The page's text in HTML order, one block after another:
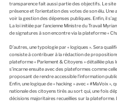
transparence fait aussi partie des objectifs. Le
présence et l’orientation des votes de son élu.
voir la gestion des dépenses publiques. Enfin, il
La loi initiée par l’ancienne Ministre du Travail
de signatures à son encontre via la plateforme «
D’autres, une typologie par « logiques ». Sera
consiste à contribuer à la rédaction de
plateforme « Parlement & Citoyens » détaillée plus
s’incarne ensuite avec des plateformes comme
proposant de rendre accessible l’information
Enfin, une logique de « hacking » avec « #MaVoix
nationale des citoyens tirés au sort qui, une fois
décisions majoritaires recueillies sur la plateforme.